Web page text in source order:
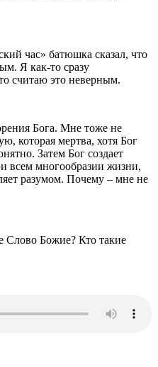
час» батюшка сказал, что
Я как-то сразу
считаю это неверным.
Бога. Мне тоже не
которая мертва, хотя Бог
Затем Бог создает
всем многообразии жизни,
разумом. Почему – мне не
Слово Божие? Кто такие